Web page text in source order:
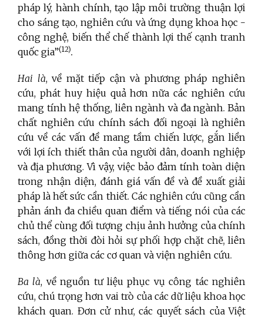
pháp lý, hành chính, tạo lập môi trường thuận lợi
cho sáng tạo, nghiên cứu và ứng dụng khoa học -
công nghệ, biến thể chế thành lợi thế cạnh tranh
quốc gia”(12).
Hai là, về mặt tiếp cận và phương pháp nghiên
cứu, phát huy hiệu quả hơn nữa các nghiên cứu
mang tính hệ thống, liên ngành và đa ngành. Bản
chất nghiên cứu chính sách đối ngoại là nghiên
cứu về các vấn đề mang tầm chiến lược, gắn liền
với lợi ích thiết thân của người dân, doanh nghiệp
và địa phương. Vì vậy, việc bảo đảm tính toàn diện
trong nhận diện, đánh giá vấn đề và đề xuất giải
pháp là hết sức cần thiết. Các nghiên cứu cũng cần
phản ánh đa chiều quan điểm và tiếng nói của các
chủ thể cùng đối tượng chịu ảnh hưởng của chính
sách, đồng thời đòi hỏi sự phối hợp chặt chẽ, liên
thông hơn giữa các cơ quan và viện nghiên cứu.
Ba là, về nguồn tư liệu phục vụ công tác nghiên
cứu, chú trọng hơn vai trò của các dữ liệu khoa học
khách quan. Đơn cử như, các quyết sách của Việt